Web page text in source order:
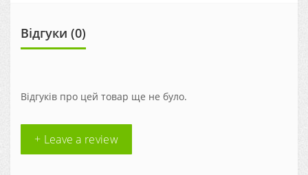
Відгуки (0)
Відгуків про цей товар ще не було.
+ Leave a review